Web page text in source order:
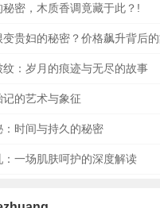
密，木质香调竟藏于此？!
贵妇的秘密？价格飙升背后的
：岁月的痕迹与无尽的故事
的艺术与象征
时间与持久的秘密
一场肌肤呵护的深度解读